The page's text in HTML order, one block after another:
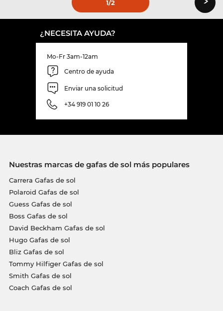
1/2
¿NECESITA AYUDA?
Mo-Fr 3am-12am
Centro de ayuda
Enviar una solicitud
+34 919 01 10 26
Nuestras marcas de gafas de sol más populares
Carrera Gafas de sol
Polaroid Gafas de sol
Guess Gafas de sol
Boss Gafas de sol
David Beckham Gafas de sol
Hugo Gafas de sol
Bliz Gafas de sol
Tommy Hilfiger Gafas de sol
Smith Gafas de sol
Coach Gafas de sol